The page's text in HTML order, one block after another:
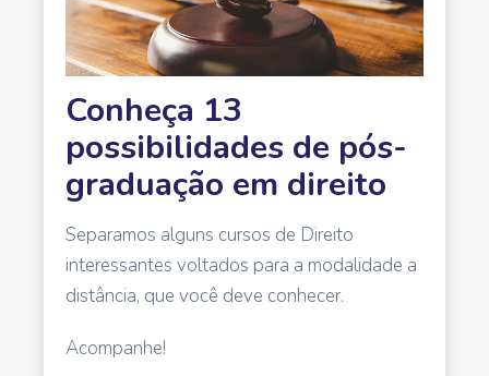
Conheça 13
possibilidades de pós-
graduação em direito
Separamos alguns cursos de Direito
interessantes voltados para a modalidade a
distância, que você deve conhecer.
Acompanhe!